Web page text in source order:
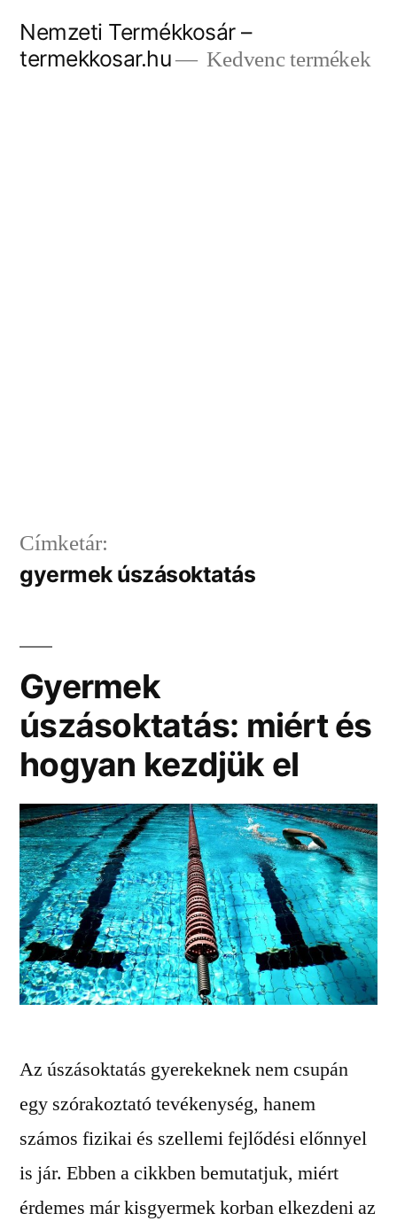
Nemzeti Termékkosár –
termekkosar.hu
Kedvenc termékek
Címketár:
gyermek úszásoktatás
Gyermek
úszásoktatás: miért és
hogyan kezdjük el
Az úszásoktatás gyerekeknek nem csupán
egy szórakoztató tevékenység, hanem
számos fizikai és szellemi fejlődési előnnyel
is jár. Ebben a cikkben bemutatjuk, miért
érdemes már kisgyermek korban elkezdeni az